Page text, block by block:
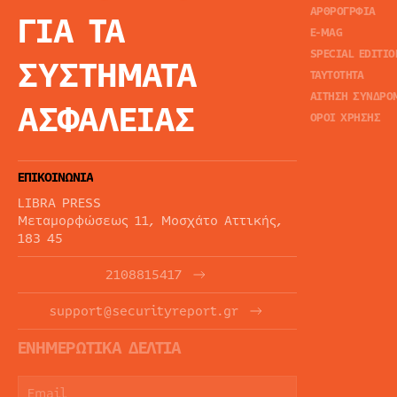
ΓΙΑ ΤΑ
ΣΥΣΤΗΜΑΤΑ
ΑΣΦΑΛΕΙΑΣ
ΕΠΙΚΟΙΝΩΝΙΑ
LIBRA PRESS
Μεταμορφώσεως 11, Μοσχάτο Αττικής,
183 45
2108815417
support@securityreport.gr
ΕΝΗΜΕΡΩΤΙΚΑ ΔΕΛΤΙΑ
ΑΡΘΡΟΓΡΦΙΑ
E-MAG
SPECIAL
ΤΑΥΤΟΤΗΤΑ
ΑΙΤΗΣΗ
ΟΡΟΙ ΧΡΗΣΗΣ